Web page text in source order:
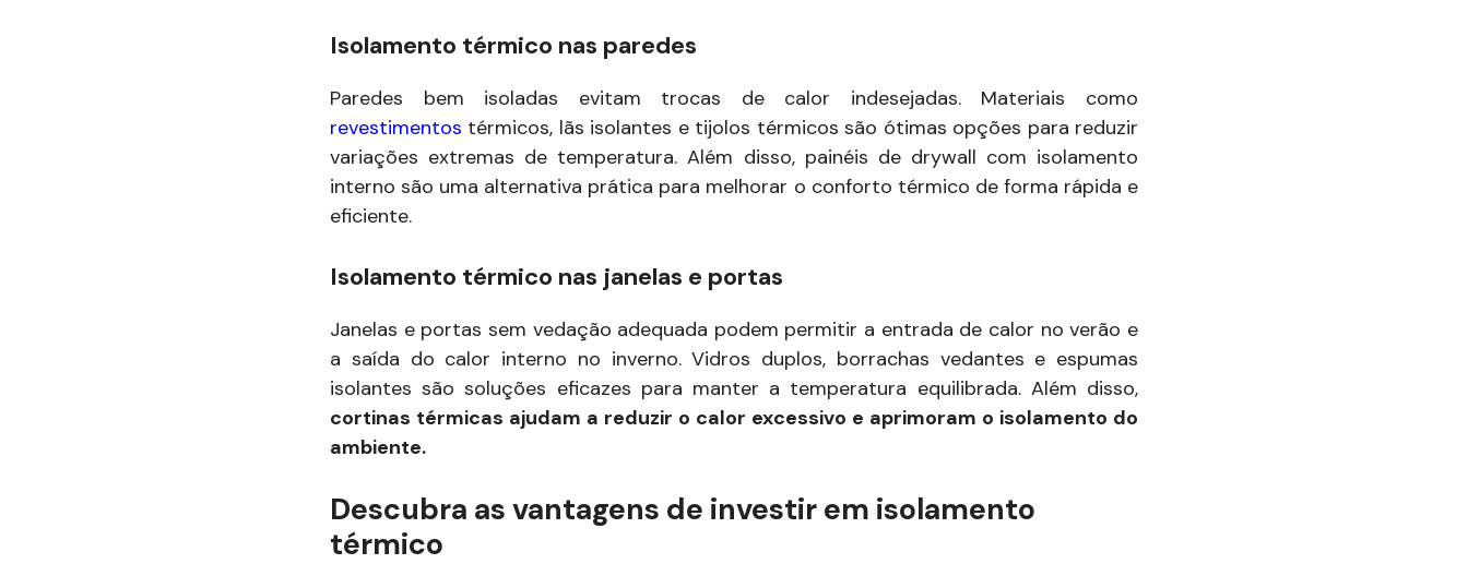
Isolamento térmico nas paredes
Paredes bem isoladas evitam trocas de calor indesejadas. Materiais como
revestimentos térmicos, lãs isolantes e tijolos térmicos são ótimas opções para reduzir
variações extremas de temperatura. Além disso, painéis de drywall com isolamento
interno são uma alternativa prática para melhorar o conforto térmico de forma rápida e
eficiente.
Isolamento térmico nas janelas e portas
Janelas e portas sem vedação adequada podem permitir a entrada de calor no verão e
a saída do calor interno no inverno. Vidros duplos, borrachas vedantes e espumas
isolantes são soluções eficazes para manter a temperatura equilibrada. Além disso,
cortinas térmicas ajudam a reduzir o calor excessivo e aprimoram o isolamento do
ambiente.
Descubra as vantagens de investir em isolamento
térmico